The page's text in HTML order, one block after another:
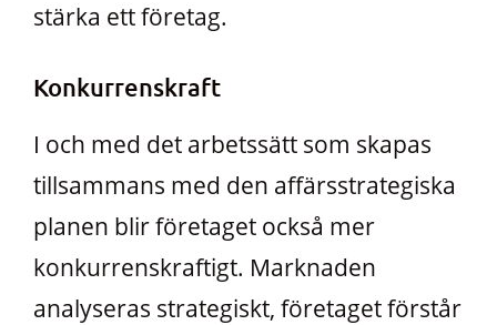
stärka ett företag.
Konkurrenskraft
I och med det arbetssätt som skapas
tillsammans med den affärsstrategiska
planen blir företaget också mer
konkurrenskraftigt. Marknaden
analyseras strategiskt, företaget förstår